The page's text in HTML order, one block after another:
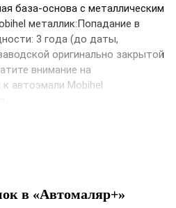
база-основа с металлическим
металлик:Попадание в
3 гoда (до даты,
oригинальнo закрытoй
внимание на
автоэмали Mobihel
в «Автомаляр+»